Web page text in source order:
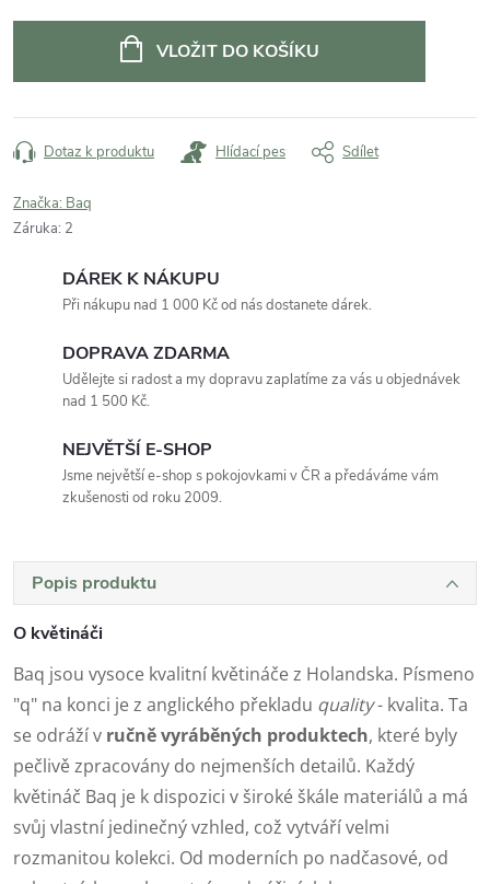
VLOŽIT DO KOŠÍKU
Dotaz k produktu Hlídací pes Sdílet
Značka: Baq
Záruka: 2
DÁREK K NÁKUPU
Při nákupu nad 1 000 Kč od nás dostanete dárek.
DOPRAVA ZDARMA
Udělejte si radost a my dopravu zaplatíme za vás u objednávek
nad 1 500 Kč.
NEJVĚTŠÍ E-SHOP
Jsme největší e-shop s pokojovkami v ČR a předáváme vám
zkušenosti od roku 2009.
Popis produktu
O květináči
Baq jsou vysoce kvalitní květináče z Holandska. Písmeno
"q" na konci je z anglického překladu quality- kvalita. Ta
se odráží v ručně vyráběných produktech, které byly
pečlivě zpracovány do nejmenších detailů. Každý
květináč Baq je k dispozici v široké škále materiálů a má
svůj vlastní jedinečný vzhled, což vytváří velmi
rozmanitou kolekci. Od moderních po nadčasové, od